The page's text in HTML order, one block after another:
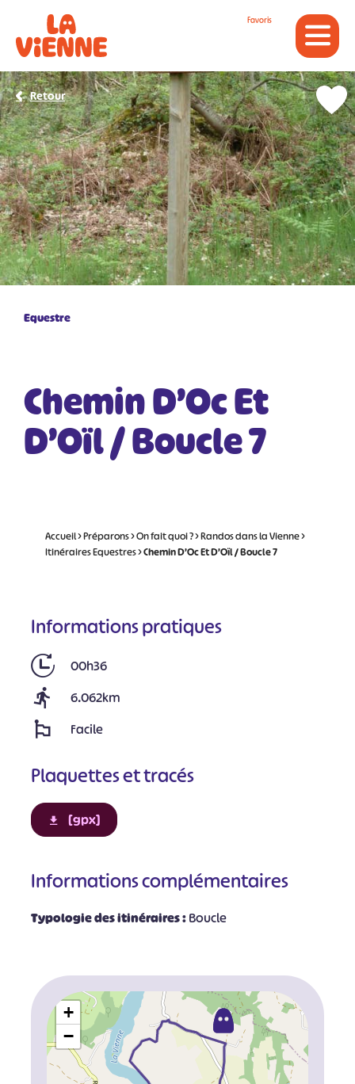
Favoris
Equestre
Chemin D’Oc Et
D’Oïl / Boucle 7
Retour
Accueil>Préparons>On fait quoi ?>Randos dans la Vienne>
Itinéraires Equestres>Chemin D’Oc Et D’Oïl / Boucle 7
Informations pratiques
00h36
6.062km
Facile
Plaquettes et tracés
[gpx]
Informations complémentaires
Typologie des itinéraires :Boucle
+
−